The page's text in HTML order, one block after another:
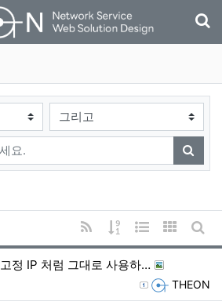
검색
RSS
게시물 정렬
웹진 스타일
갤러리게
정 IP 처럼 그대로 사용하…
등록자 THEON